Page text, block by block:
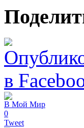
В Мой Мир
0
Tweet